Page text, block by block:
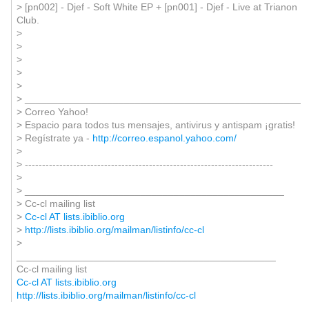
> [pn002] - Djef - Soft White EP + [pn001] - Djef - Live at Trianon
Club.
>
>
>
>
>
> __________________________________________________
> Correo Yahoo!
> Espacio para todos tus mensajes, antivirus y antispam ¡gratis!
> Regístrate ya - http://correo.espanol.yahoo.com/
>
> ------------------------------------------------------------------------
>
> _______________________________________________
> Cc-cl mailing list
> Cc-cl AT lists.ibiblio.org
> http://lists.ibiblio.org/mailman/listinfo/cc-cl
>
Cc-cl mailing list
Cc-cl AT lists.ibiblio.org
http://lists.ibiblio.org/mailman/listinfo/cc-cl